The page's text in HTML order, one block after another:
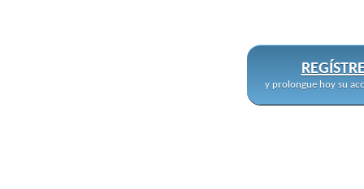
y prolongue hoy su